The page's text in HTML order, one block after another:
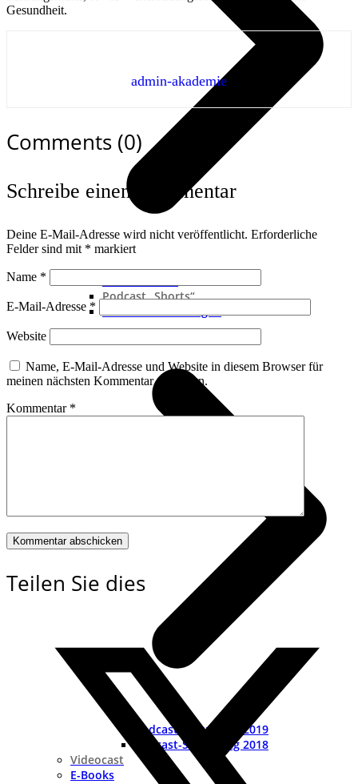
Podcast „Shorts“
Podcast-Sammlungen
Podcast-Sammlung 2019
Podcast-Sammlung 2018
Videocast
E-Books
Gesundheit.
admin-akademie
Comments (0)
Schreibe einen Kommentar
Deine E-Mail-Adresse wird nicht veröffentlicht. Erforderliche
Felder sind mit * markiert
Name *
E-Mail-Adresse *
Website
Name, E-Mail-Adresse und Website in diesem Browser für
meinen nächsten Kommentar speichern.
Kommentar *
Teilen Sie dies